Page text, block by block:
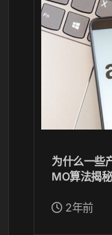
为什么一些
MO算法揭秘
2年前